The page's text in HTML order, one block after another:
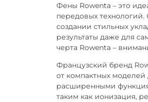
Фены Rowenta – это
передовых
создании стильных
результаты даже для
черта Rowenta –
Французский бренд
от компактных моделей
расширенными
таким как ионизация,